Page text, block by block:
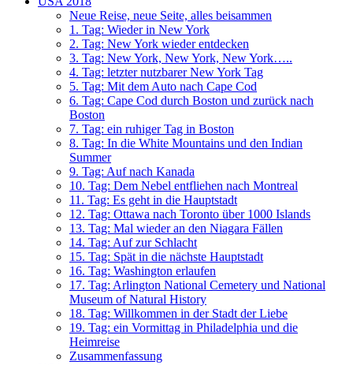
Neue Reise, neue Seite, alles beisammen
1. Tag: Wieder in New York
2. Tag: New York wieder entdecken
3. Tag: New York, New York, New York…..
4. Tag: letzter nutzbarer New York Tag
5. Tag: Mit dem Auto nach Cape Cod
6. Tag: Cape Cod durch Boston und zurück nach
Boston
7. Tag: ein ruhiger Tag in Boston
8. Tag: In die White Mountains und den Indian
Summer
9. Tag: Auf nach Kanada
10. Tag: Dem Nebel entfliehen nach Montreal
11. Tag: Es geht in die Hauptstadt
12. Tag: Ottawa nach Toronto über 1000 Islands
13. Tag: Mal wieder an den Niagara Fällen
14. Tag: Auf zur Schlacht
15. Tag: Spät in die nächste Hauptstadt
16. Tag: Washington erlaufen
17. Tag: Arlington National Cemetery und National
Museum of Natural History
18. Tag: Willkommen in der Stadt der Liebe
19. Tag: ein Vormittag in Philadelphia und die
Heimreise
Zusammenfassung